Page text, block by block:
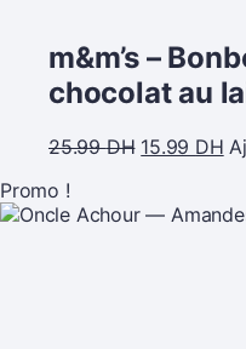
m&m’s –
chocolat au
25.99DH 15.99 DH
Promo !